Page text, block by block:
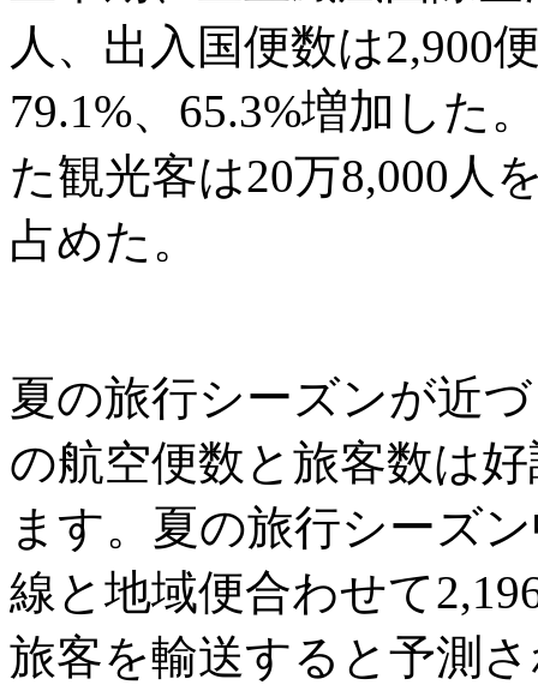
人、出入国便数は2,900
79.1%、65.3%増加した
た観光客は20万8,000人
占めた。
夏の旅行シーズンが近
の航空便数と旅客数は
ます。夏の旅行シーズ
線と地域便合わせて
旅客を輸送すると予測